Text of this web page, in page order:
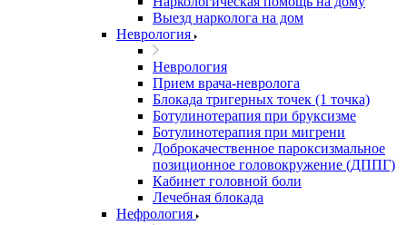
Выезд нарколога на дом
Неврология
Неврология
Прием врача-невролога
Блокада тригерных точек (1 точка)
Ботулинотерапия при бруксизме
Ботулинотерапия при мигрени
Доброкачественное пароксизмальное
позиционное головокружение (ДППГ)
Кабинет головной боли
Лечебная блокада
Нефрология